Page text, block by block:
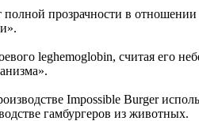
прозрачности в отношении
leghemoglobin, считая его
Impossible Burger
гамбургеров из животных.